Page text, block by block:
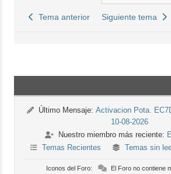
Tema anterior Siguiente tema
Último Mensaje: Activacion Pota.
10-08-2026
Nuestro miembro más reciente:
Temas Recientes
Temas sin
Iconos del Foro:
El Foro no contiene